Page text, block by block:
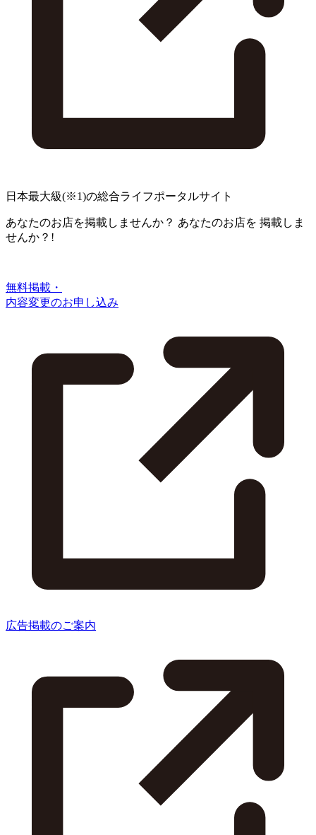
日本最大級(※1)の総合ライフポータルサイト
あなたのお店を掲載しませんか？ あなたのお店を 掲載しま
せんか？!
無料掲載・
内容変更のお申し込み
広告掲載のご案内